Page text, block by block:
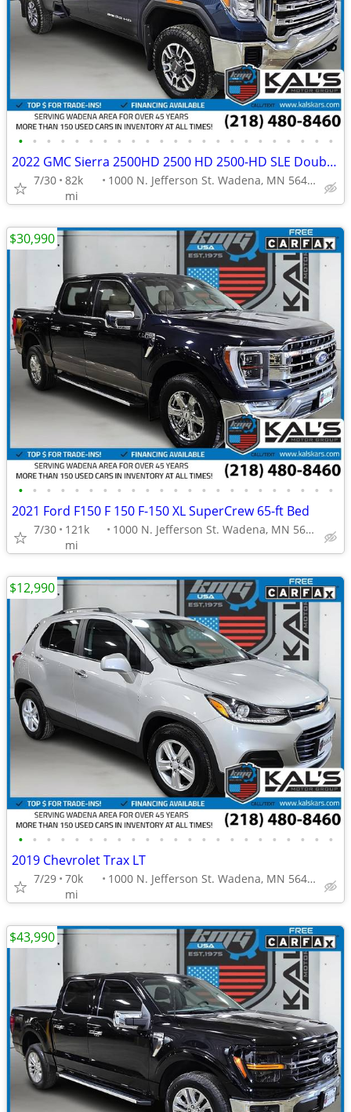
• • • • • • • • • • • • • • • • • • • • • • •
2022 GMC Sierra 2500HD 2500 HD 2500-HD SLE Double CabLB
7/30 82k
mi
1000 N. Jefferson St. Wadena, MN 56482
• • • • • • • • • • • • • • • • • • • • • • •
2021 Ford F150 F 150 F-150 XL SuperCrew 65-ft Bed
7/30
121k
mi
1000 N. Jefferson St. Wadena, MN 56482
$30,990
• • • • • • • • • • • • • • • • • • • • • • •
2019 Chevrolet Trax LT
7/29 70k
mi
1000 N. Jefferson St. Wadena, MN 56482
$12,990
$43,990